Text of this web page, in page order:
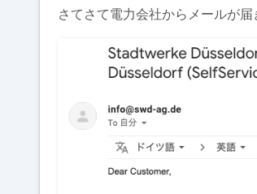
さてさて電力会社からメールが届